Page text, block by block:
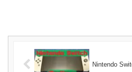
Nintendo